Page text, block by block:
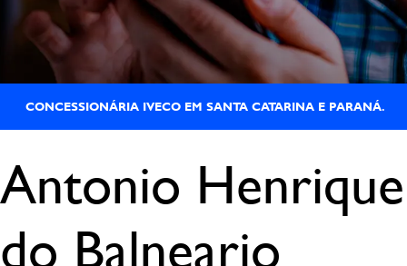
CONCESSIONÁRIA IVECO EM SANTA CATARINA E PARANÁ.
Antonio Henrique
do Balneario